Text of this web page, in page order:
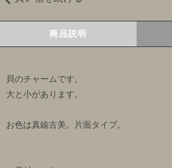
商品説明
貝のチャームです。
大と小があります。
お色は真鍮古美。片面タイプ。